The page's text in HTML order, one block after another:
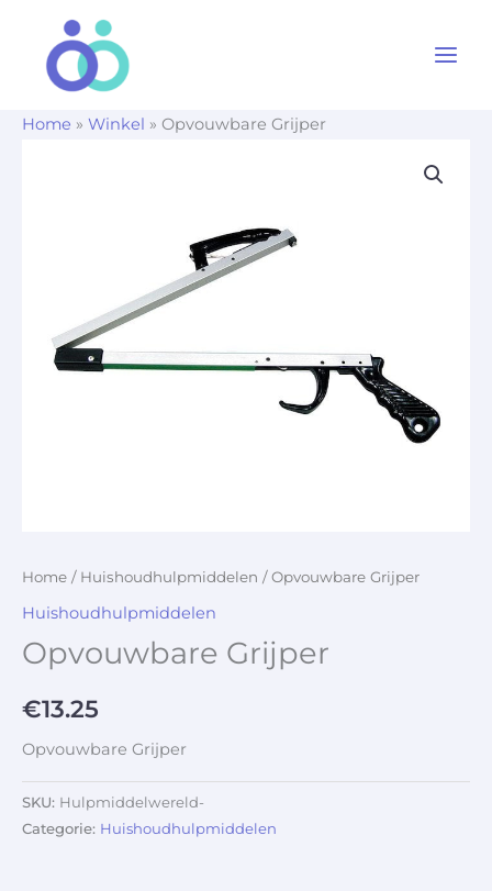
Home » Winkel » Opvouwbare Grijper
Home / Huishoudhulpmiddelen / Opvouwbare Grijper
Huishoudhulpmiddelen
Opvouwbare Grijper
€13.25
Opvouwbare Grijper
SKU: Hulpmiddelwereld-
Categorie: Huishoudhulpmiddelen